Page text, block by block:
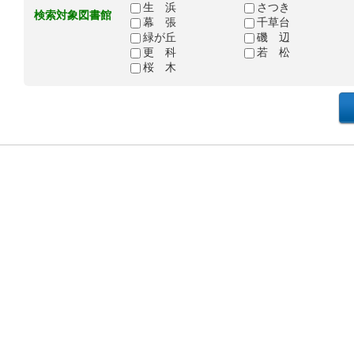
検索対象図書館
生 浜
さつき
幕 張
千草台
緑が丘
磯 辺
更 科
若 松
桜 木